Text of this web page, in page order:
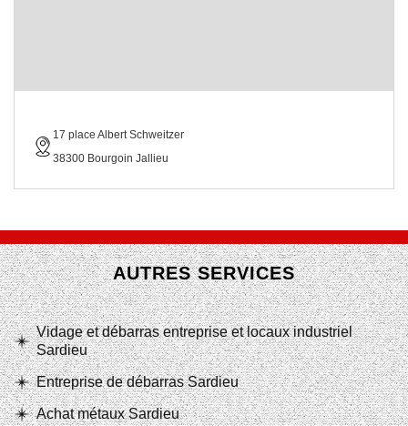
17 place Albert Schweitzer
38300 Bourgoin Jallieu
AUTRES SERVICES
Vidage et débarras entreprise et locaux industriel
Sardieu
Entreprise de débarras Sardieu
Achat métaux Sardieu